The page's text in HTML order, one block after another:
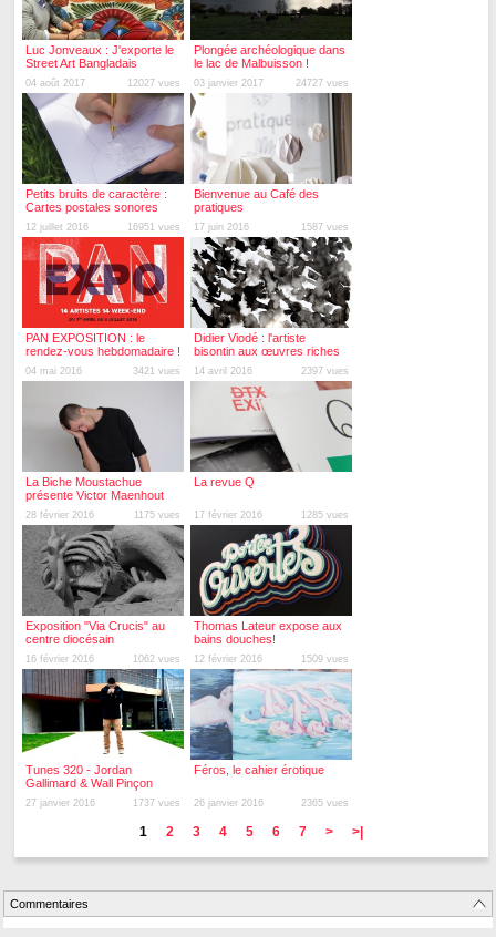
Luc Jonveaux : J'exporte le
Street Art Bangladais
04 août 2017 12027 vues
Plongée archéologique dans
le lac de Malbuisson !
03 janvier 2017 24727 vues
Petits bruits de caractère :
Cartes postales sonores
12 juillet 2016 16951 vues
Bienvenue au Café des
pratiques
17 juin 2016 1587 vues
PAN EXPOSITION : le
rendez-vous hebdomadaire !
04 mai 2016 3421 vues
Didier Viodé : l'artiste
bisontin aux œuvres riches
et pluridisciplinaires !
14 avril 2016 2397 vues
La Biche Moustachue
présente Victor Maenhout
28 février 2016 1175 vues
La revue Q
17 février 2016 1285 vues
Exposition "Via Crucis" au
centre diocésain
16 février 2016 1062 vues
Thomas Lateur expose aux
bains douches!
12 février 2016 1509 vues
Tunes 320 - Jordan
Gallimard & Wall Pinçon
27 janvier 2016 1737 vues
Féros, le cahier érotique
26 janvier 2016 2365 vues
1 2 3 4 5 6 7 > >|
Commentaires